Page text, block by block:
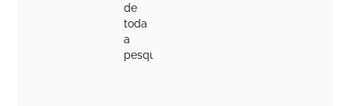
de
toda
a
pesquisa.